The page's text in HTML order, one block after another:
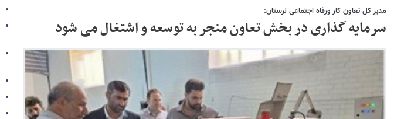
مدیر کل تعاون کار ورفاه اجتماعی لرستان:
سرمایه گذاری در بخش تعاون منجر به توسعه و اشتغال می شود